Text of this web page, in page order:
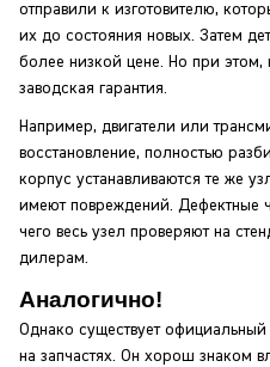
отправили к изготовителю,
их до состояния новых. Затем
более низкой цене. Но при этом,
заводская гарантия.
Например, двигатели или
восстановление, полностью
корпус устанавливаются те же
имеют повреждений. Дефектные
чего весь узел проверяют на
дилерам.
Аналогично!
Однако существует
на запчастях. Он хорош знаком